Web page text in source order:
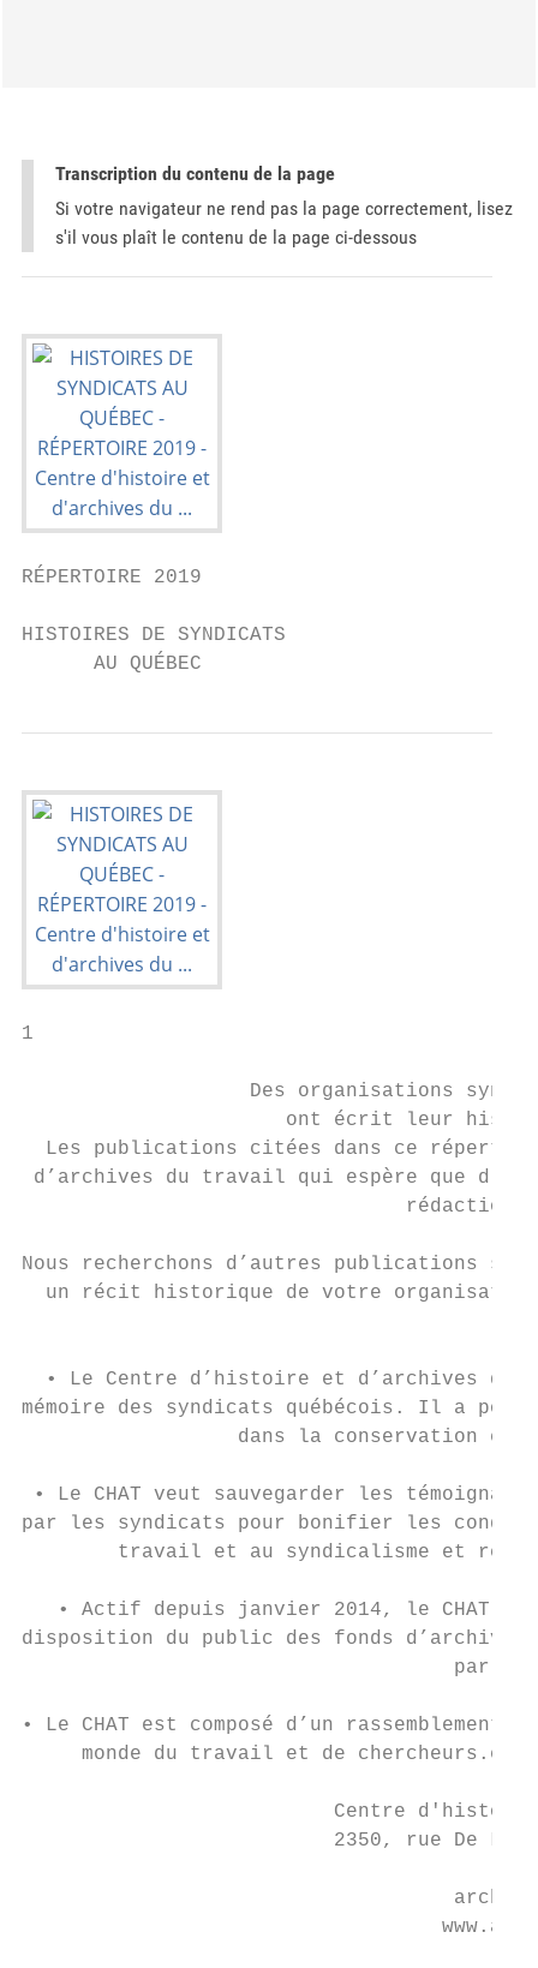
Transcription du contenu de la page
Si votre navigateur ne rend pas la page correctement, lisez
s'il vous plaît le contenu de la page ci-dessous
RÉPERTOIRE 2019
HISTOIRES DE SYNDICATS
      AU QUÉBEC
1
Des organisations
ont écrit leur
Les publications citées dans ce
d’archives du travail qui espère que
rédaction
Nous recherchons d’autres publications
un récit historique de votre
• Le Centre d’histoire et d’archives du
mémoire des syndicats québécois. Il a
dans la conservation et
• Le CHAT veut sauvegarder les
par les syndicats pour bonifier les
travail et au syndicalisme et
• Actif depuis janvier 2014, le CHAT
disposition du public des fonds d’archives
par le
• Le CHAT est composé d’un
monde du travail et de chercheurs.es
Centre
2350, rue De La